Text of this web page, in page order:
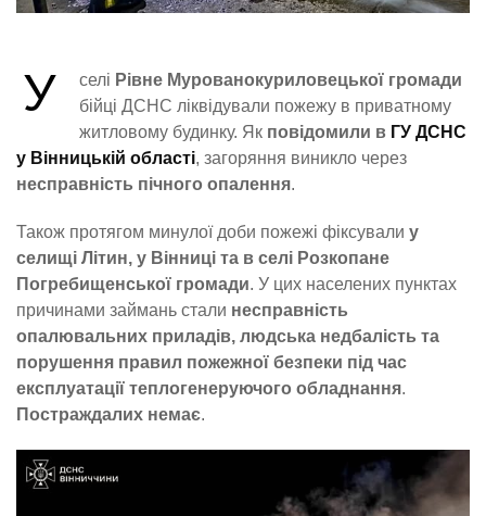
У селі Рівне Мурованокуриловецької громади
бійці ДСНС ліквідували пожежу в приватному
житловому будинку. Як повідомили в ГУ ДСНС
у Вінницькій області, загоряння виникло через
несправність пічного опалення.
Також протягом минулої доби пожежі фіксували у
селищі Літин, у Вінниці та в селі Розкопане
Погребищенської громади. У цих населених пунктах
причинами займань стали несправність
опалювальних приладів, людська недбалість та
порушення правил пожежної безпеки під час
експлуатації теплогенеруючого обладнання.
Постраждалих немає.